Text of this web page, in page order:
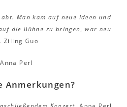
Man kam auf neue Ideen und
die Bühne zu bringen, war neu
Ziling Guo
Anna Perl
Anmerkungen?